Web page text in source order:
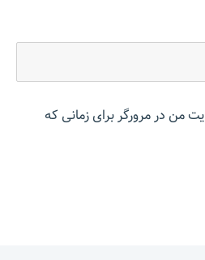
من در مرورگر برای زمانی که